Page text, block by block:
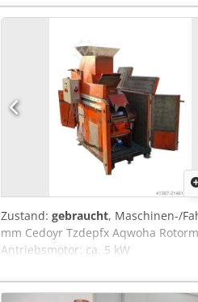
verfügbar: Nein - CE-Zertifikat
Öffnungsbreite [mm]: 360 -
Messer [Stk.]: 3 - Anzahl feste
Transportgewicht [kg]: 500kg
sich zzgl. Mehrwertsteuer
Unternehmer Lieferung und
Diebels
Zustand: gebraucht, Maschinen-/
mm Cedoyr Tzdepfx Aqwoha
Antriebsmotor: ca. 5 kW